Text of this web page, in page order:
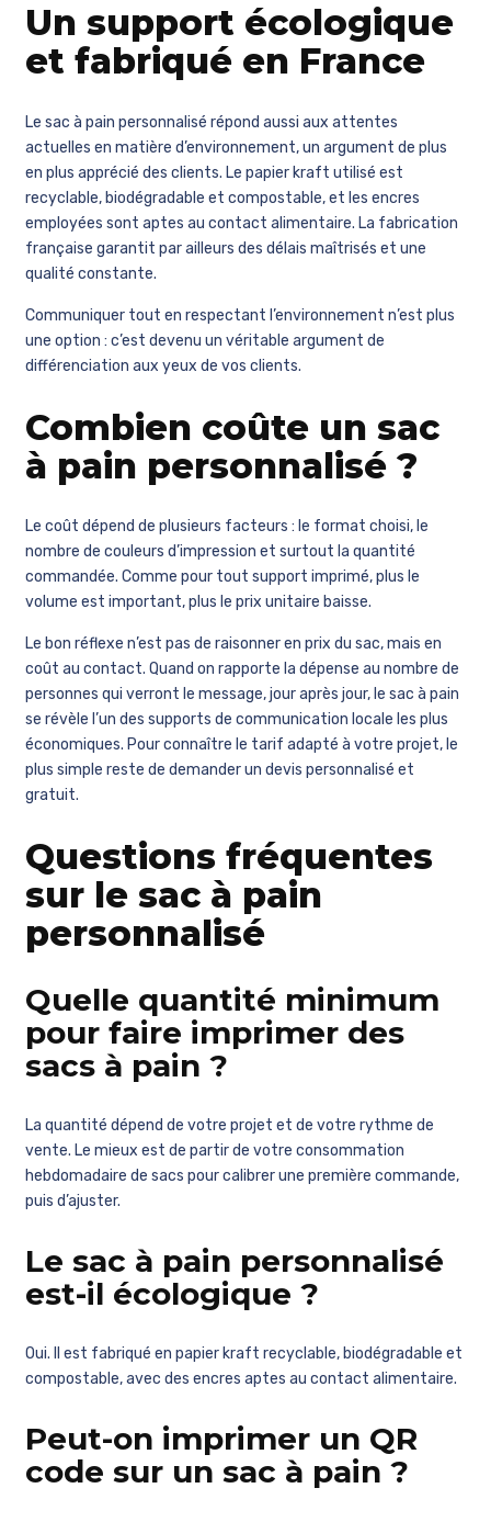
Un support écologique
et fabriqué en France
Le sac à pain personnalisé répond aussi aux attentes
actuelles en matière d’environnement, un argument de plus
en plus apprécié des clients. Le papier kraft utilisé est
recyclable, biodégradable et compostable, et les encres
employées sont aptes au contact alimentaire. La fabrication
française garantit par ailleurs des délais maîtrisés et une
qualité constante.
Communiquer tout en respectant l’environnement n’est plus
une option : c’est devenu un véritable argument de
différenciation aux yeux de vos clients.
Combien coûte un sac
à pain personnalisé ?
Le coût dépend de plusieurs facteurs : le format choisi, le
nombre de couleurs d’impression et surtout la quantité
commandée. Comme pour tout support imprimé, plus le
volume est important, plus le prix unitaire baisse.
Le bon réflexe n’est pas de raisonner en prix du sac, mais en
coût au contact. Quand on rapporte la dépense au nombre de
personnes qui verront le message, jour après jour, le sac à pain
se révèle l’un des supports de communication locale les plus
économiques. Pour connaître le tarif adapté à votre projet, le
plus simple reste de demander un devis personnalisé et
gratuit.
Questions fréquentes
sur le sac à pain
personnalisé
Quelle quantité minimum
pour faire imprimer des
sacs à pain ?
La quantité dépend de votre projet et de votre rythme de
vente. Le mieux est de partir de votre consommation
hebdomadaire de sacs pour calibrer une première commande,
puis d’ajuster.
Le sac à pain personnalisé
est-il écologique ?
Oui. Il est fabriqué en papier kraft recyclable, biodégradable et
compostable, avec des encres aptes au contact alimentaire.
Peut-on imprimer un QR
code sur un sac à pain ?